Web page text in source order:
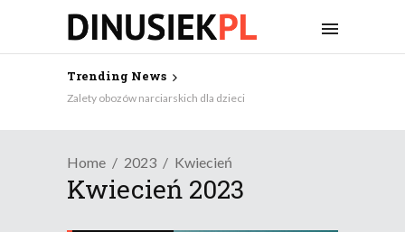
Trending News
Zalety obozów narciarskich dla dzieci
Home 2023 Kwiecień
Kwiecień 2023